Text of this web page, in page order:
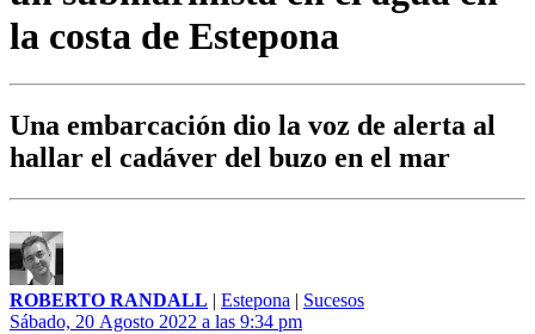
la costa de Estepona
Una embarcación dio la voz de alerta al
hallar el cadáver del buzo en el mar
ROBERTO RANDALL | Estepona | Sucesos
Sábado, 20 Agosto 2022 a las 9:34 pm